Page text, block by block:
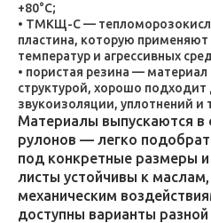
+80°C;
ТМКЩ-С —
пластина, которую
температур и агрессивных
пористая резина —
структурой, хорошо
звукоизоляции, уплотнений и
Материалы выпускаются в
рулонов — легко
под конкретные размеры и
листы устойчивы к
механическим
доступны варианты